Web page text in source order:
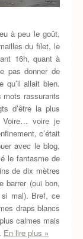
à peu le goût,
du filet, le
16h, quant à
pas donner de
qu’il allait bien.
mots rassurants
d’être la plus
Voire… voire je
c’était
avec le blog,
le fantasme de
de dix mètres
barrer (oui bon,
mal). Bref, ce
draps blancs
calmes mais
En lire plus »